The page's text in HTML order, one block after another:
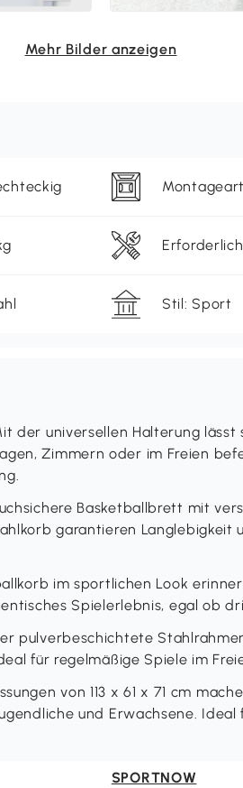
Mehr Bilder anzeigen
Stil: Sport
der universellen Halterung lässt
Zimmern oder im Freien
Basketballbrett mit
garantieren Langlebigkeit
im sportlichen Look
Spielerlebnis, egal ob
pulverbeschichtete
für regelmäßige Spiele im
von 113 x 61 x 71 cm
und Erwachsene. Ideal
SPORTNOW